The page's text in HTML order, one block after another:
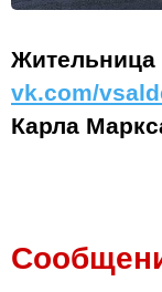
Жительница
vk.com/
Карла